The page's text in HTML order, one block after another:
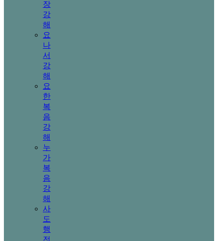
장
강
해
요
나
서
강
해
요
한
복
음
강
해
누
가
복
음
강
해
사
도
행
전